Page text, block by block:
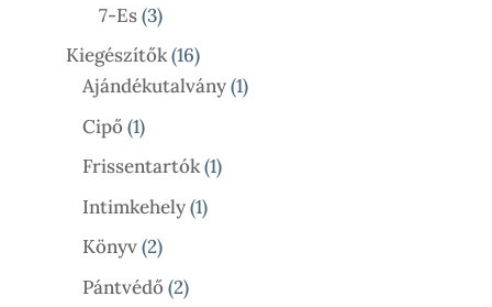
7-Es 33
Termék
Kiegészítők 1616
Termék
Ajándékutalvány 11
Cipő 11
Termék
Frissentartók 11
Intimkehely 11
Könyv 22
Termék
Pántvédő 22